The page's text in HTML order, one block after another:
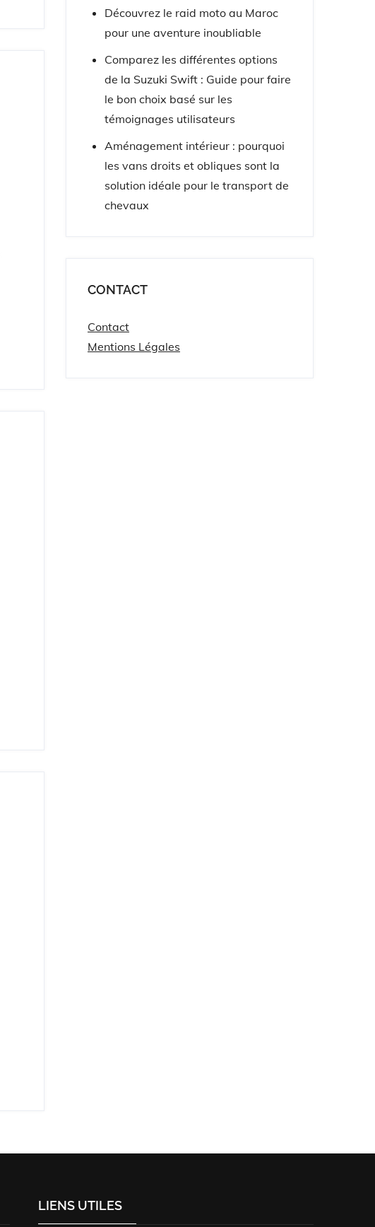
Découvrez le raid moto au Maroc
pour une aventure inoubliable
Comparez les différentes options
de la Suzuki Swift : Guide pour faire
le bon choix basé sur les
témoignages utilisateurs
Aménagement intérieur : pourquoi
les vans droits et obliques sont la
solution idéale pour le transport de
chevaux
CONTACT
Contact
Mentions Légales
LIENS UTILES